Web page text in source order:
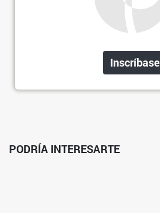
Inscríbase
PODRÍA INTERESARTE